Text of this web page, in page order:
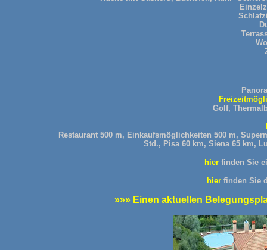
Golf,
Restaurant 500 m, Einkaufsmöglichkeiten 500 m,
Std., Pisa 60 km, Siena 65 km,
hier finden Sie
hier finden Sie
»»» Einen aktuellen